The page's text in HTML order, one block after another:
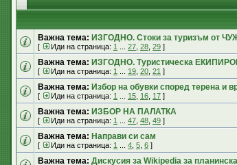
Важна тема: ИЗГОДНО. Стоки за туризъм от
[ Иди на страница: 1 27 28 29 ]
Важна тема: ИЗГОДНО. Туристическа
[ Иди на страница: 1 19 20 21 ]
Важна тема: Избор на обувки според терена и
[ Иди на страница: 1 15 16 17 ]
Важна тема: ИЗБОР НА ПАЛАТКА
[ Иди на страница: 1 47 48 49 ]
Важна тема: Направи си сам
[ Иди на страница: 1 4 5 6 ]
Важна тема: Дискусия за Wikipedia за